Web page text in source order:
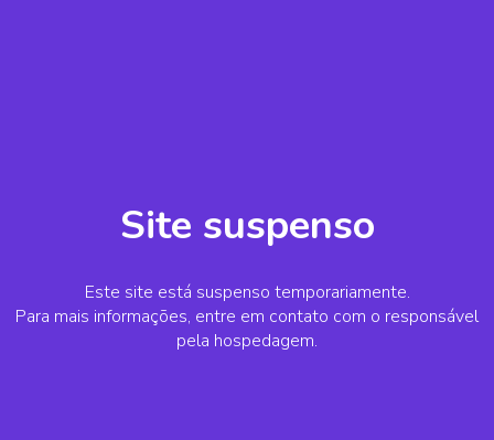
Site suspenso
Este site está suspenso temporariamente.
Para mais informações, entre em contato com o responsável
pela hospedagem.